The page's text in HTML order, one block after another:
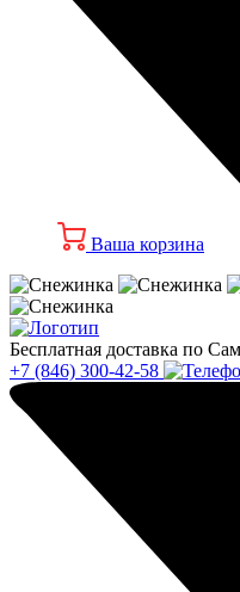
Ваша корзина
Бесплатная доставка по
+7 (846) 300-42-58